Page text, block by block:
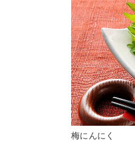
梅にんにく